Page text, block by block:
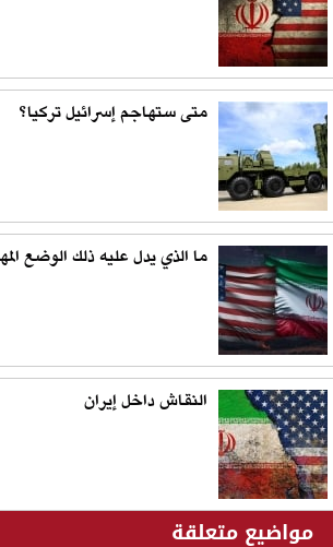
متى ستهاجم إسرائيل تركيا؟
ما الذي يدل عليه ذلك الوضع
النقاش داخل إيران
مواضيع متعلقة